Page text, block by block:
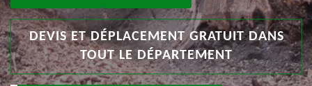
DEVIS ET DÉPLACEMENT GRATUIT DANS
TOUT LE DÉPARTEMENT